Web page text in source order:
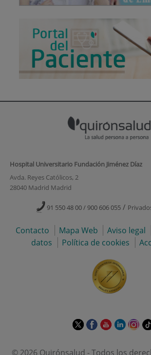
Hospital Universitario Fundación Jiménez Díaz
Avda. Reyes Católicos, 2
28040 Madrid Madrid
91 550 48 00 / 900 606 055 /
Contacto Mapa Web Aviso legal
datos
Política de cookies
Este Este EsteEsteEste
© 2026 Quirónsalud - Todos los